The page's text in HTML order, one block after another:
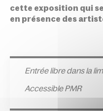
cette exposition qui
en présence des
Entrée libre dans la
Accessible PMR